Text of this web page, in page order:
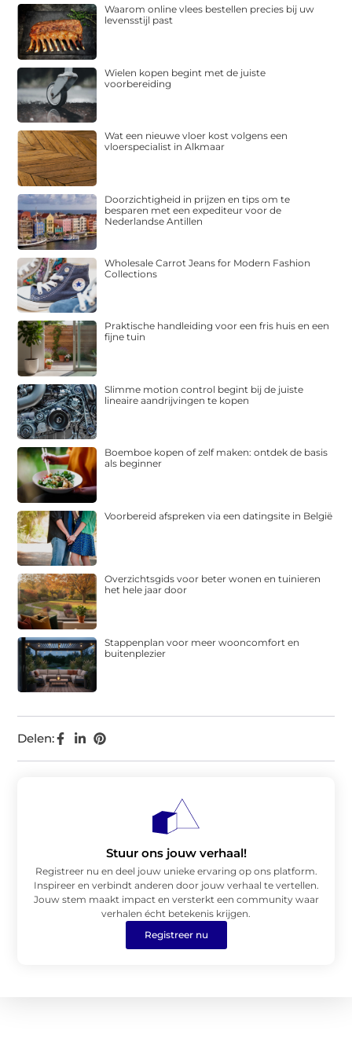
Delen:
Waarom online vlees bestellen precies bij uw
levensstijl past
Wielen kopen begint met de juiste
voorbereiding
Wat een nieuwe vloer kost volgens een
vloerspecialist in Alkmaar
Doorzichtigheid in prijzen en tips om te
besparen met een expediteur voor de
Nederlandse Antillen
Wholesale Carrot Jeans for Modern Fashion
Collections
Praktische handleiding voor een fris huis en een
fijne tuin
Slimme motion control begint bij de juiste
lineaire aandrijvingen te kopen
Boemboe kopen of zelf maken: ontdek de basis
als beginner
Voorbereid afspreken via een datingsite in België
Overzichtsgids voor beter wonen en tuinieren
het hele jaar door
Stappenplan voor meer wooncomfort en
buitenplezier
Stuur ons jouw verhaal!
Registreer nu en deel jouw unieke ervaring op ons platform.
Inspireer en verbindt anderen door jouw verhaal te vertellen.
Jouw stem maakt impact en versterkt een community waar
verhalen écht betekenis krijgen.
Registreer nu